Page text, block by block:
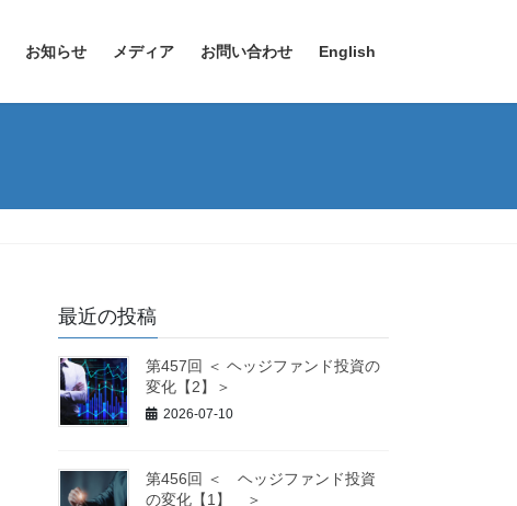
お知らせ メディア お問い合わせ English
最近の投稿
第457回 ＜ ヘッジファンド投資の
変化【2】＞
2026-07-10
第456回 ＜ ヘッジファンド投資
の変化【1】 ＞